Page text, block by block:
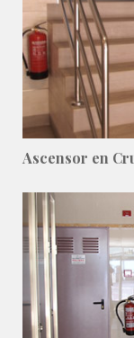
Ascensor en